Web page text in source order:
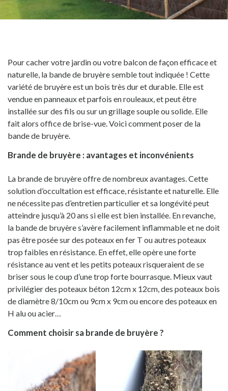
Pour cacher votre jardin ou votre balcon de façon efficace et
naturelle, la bande de bruyère semble tout indiquée ! Cette
variété de bruyère est un bois très duret durable. Elle est
vendue en panneauxet parfois en rouleaux, et peut être
installéesur des fils ou sur ungrillage soupleou solide. Elle
fait alors office de brise-vue. Voici comment poser de la
bande de bruyère.
Brande de bruyère : avantages et inconvénients
La brande de bruyèreoffre de nombreux avantages. Cette
solution d’occultation est efficace, résistante et naturelle. Elle
ne nécessite pas d’entretien particulier et sa longévité peut
atteindre jusqu’à 20 ans si elle est bien installée. En revanche,
la bande de bruyère s’avère facilement inflammable et ne doit
pas être poséesur des poteaux en fer T ou autres poteaux
trop faibles en résistance. En effet, elle opère une forte
résistance au ventet les petits poteaux risqueraientde se
briser sous le coup d’une trop forte bourrasque. Mieux vaut
privilégier des poteaux béton 12cm x 12cm, des poteaux bois
de diamètre 8/10cm ou 9cm x 9cm ou encore des poteaux en
H alu ou acier…
Comment choisir sa brande de bruyère ?